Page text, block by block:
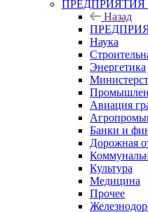
Назад
Наука
Энергетика
Авиация
Банки и
Дорожная
Культура
Медицина
Прочее